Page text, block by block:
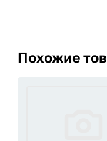
Похожие